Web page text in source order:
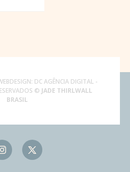
DC AGÊNCIA DIGITAL-
© JADE THIRLWALL
BRASIL